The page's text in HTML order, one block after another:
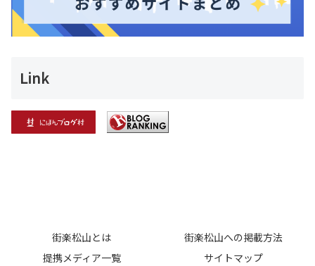
Link
街楽松山とは
街楽松山への掲載方法
提携メディア一覧
サイトマップ